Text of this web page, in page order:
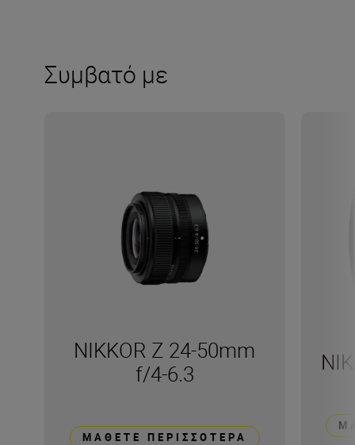
Συμβατό με
NIKKOR Z 24-50mm
f/4-6.3
ΜΆΘΕΤΕ ΠΕΡΙΣΣΌΤΕΡΑ